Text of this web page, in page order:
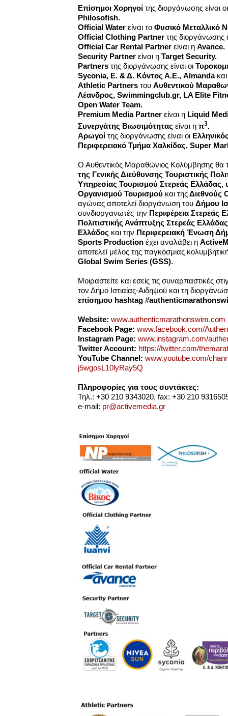
Επίσημοι Χορηγοί της διοργάνωσης είναι
Philosofish.
Official Water είναι το Φυσικό Μεταλλικό
Official Clothing Partner της διοργάνωσης
Official Car Rental Partner είναι η Avance.
Security Partner είναι η Target Security.
Partners της διοργάνωσης είναι οι
Syconia, Ε. &Δ. Κόντος Α.Ε., Almanda
Athletic Partners του Αυθεντικού
Λέανδρος, Swimmingclub.gr, LA Elite
Open Water Team.
Premium Media Partner είναι η Liquid
Συνεργάτης Βιωσιμότητας είναι η π3.
Αρωγοί της διοργάνωσης είναι οι
Περιφερειακό Τμήμα Χαλκίδας, Super
Ο Αυθεντικός Μαραθώνιος Κολύμβησης θα
της Γενικής Διεύθυνσης Τουριστικής
Υπηρεσίας Τουρισμού Στερεάς Ελλάδας,
Οργανισμού Τουρισμού και τηςΔιεθνούς
αγώνας αποτελεί διοργάνωση του Δήμου
συνδιοργανωτές την Περιφέρεια Στερεάς
Πολιτιστικής Ανάπτυξης Στερεάς
Ελλάδος και την Περιφερειακή Ένωση
Sports Production έχει αναλάβει η
αποτελεί μέλος της παγκόσμιας
Global Swim Series (GSS).
Μοιραστείτε και εσείς τις συναρπαστικές
τον Δήμο Ιστιαίας-Αιδηψού και τη
επίσημου hashtag #
Website: www.authenticmarathonswim.com
Facebook Page: www.facebook.com/
Instagram Page: www.instagram.com/
Twitter Account: https://twitter.com/
YouTube Channel: www.youtube.com/
j5wgosL10lyRay5Q
Πληροφορίες για τους συντάκτες:
Τηλ.: +30 210 9343020, fax: +30 210
e-mail: pr@activemedia.gr